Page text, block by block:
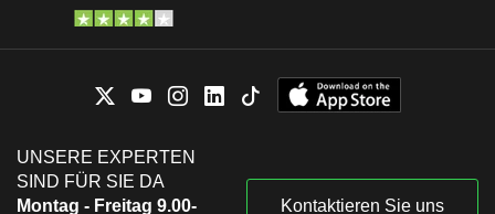
UNSERE EXPERTEN
SIND FÜR SIE DA
Montag - Freitag 9.00-
Kontaktieren Sie uns